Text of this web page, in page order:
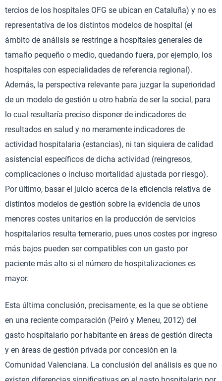
tercios de los hospitales OFG se ubican en Cataluña) y no es
representativa de los distintos modelos de hospital (el
ámbito de análisis se restringe a hospitales generales de
tamaño pequeño o medio, quedando fuera, por ejemplo, los
hospitales con especialidades de referencia regional).
Además, la perspectiva relevante para juzgar la superioridad
de un modelo de gestión u otro habría de ser la social, para
lo cual resultaría preciso disponer de indicadores de
resultados en salud y no meramente indicadores de
actividad hospitalaria (estancias), ni tan siquiera de calidad
asistencial específicos de dicha actividad (reingresos,
complicaciones o incluso mortalidad ajustada por riesgo).
Por último, basar el juicio acerca de la eficiencia relativa de
distintos modelos de gestión sobre la evidencia de unos
menores costes unitarios en la producción de servicios
hospitalarios resulta temerario, pues unos costes por ingreso
más bajos pueden ser compatibles con un gasto por
paciente más alto si el número de hospitalizaciones es
mayor.
Esta última conclusión, precisamente, es la que se obtiene
en una reciente comparación (Peiró y Meneu, 2012) del
gasto hospitalario por habitante en áreas de gestión directa
y en áreas de gestión privada por concesión en la
Comunidad Valenciana. La conclusión del análisis es que no